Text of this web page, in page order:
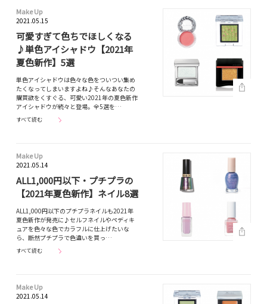
Make Up
2021.05.15
可愛すぎて色ちでほしくなる
♪単色アイシャドウ【2021年
夏色新作】5選
単色アイシャドウは色々な色をついつい集め
たくなってしまいますよね♪そんなあなたの
購買欲をくすぐる、可愛い2021年の夏色新作
アイシャドウが続々と登場。全5選を…
すべて読む
Make Up
2021.05.14
ALL1,000円以下・プチプラの
【2021年夏色新作】ネイル8選
ALL1,000円以下のプチプラネイルも2021年
夏色新作が発売に♪セルフネイルやペディキ
ュアを色々な色でカラフルに仕上げたいな
ら、断然プチプラで色違いを買っ…
すべて読む
Make Up
2021.05.14